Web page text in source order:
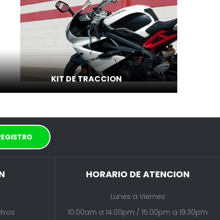
KIT DE TRACCION
HORARIO DE ATENCION
Lunes a Viernes
10:00am a 14:00pm / 15:00pm a 19:30pm